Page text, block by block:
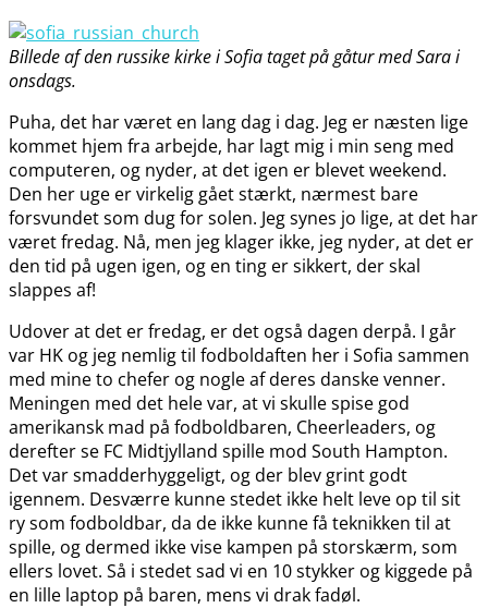
Billede af den russike kirke i Sofia taget på gåtur med Sara i
onsdags.
Puha, det har været en lang dag i dag. Jeg er næsten lige
kommet hjem fra arbejde, har lagt mig i min seng med
computeren, og nyder, at det igen er blevet weekend.
Den her uge er virkelig gået stærkt, nærmest bare
forsvundet som dug for solen. Jeg synes jo lige, at det har
været fredag. Nå, men jeg klager ikke, jeg nyder, at det er
den tid på ugen igen, og en ting er sikkert, der skal
slappes af!
Udover at det er fredag, er det også dagen derpå. I går
var HK og jeg nemlig til fodboldaften her i Sofia sammen
med mine to chefer og nogle af deres danske venner.
Meningen med det hele var, at vi skulle spise god
amerikansk mad på fodboldbaren, Cheerleaders, og
derefter se FC Midtjylland spille mod South Hampton.
Det var smadderhyggeligt, og der blev grint godt
igennem. Desværre kunne stedet ikke helt leve op til sit
ry som fodboldbar, da de ikke kunne få teknikken til at
spille, og dermed ikke vise kampen på storskærm, som
ellers lovet. Så i stedet sad vi en 10 stykker og kiggede på
en lille laptop på baren, mens vi drak fadøl.